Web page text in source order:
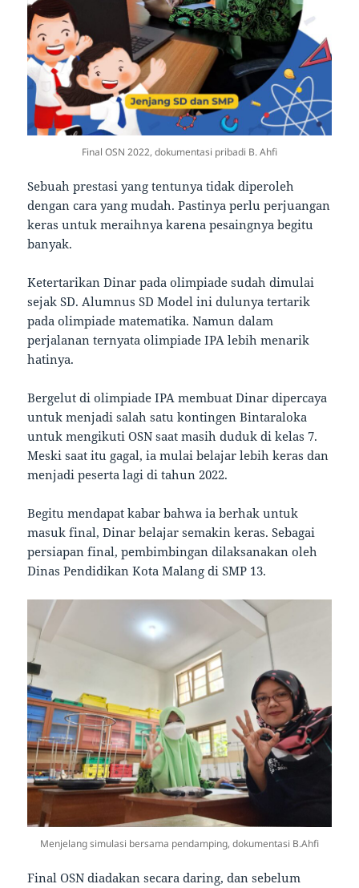
Final OSN 2022, dokumentasi pribadi B. Ahfi
Sebuah prestasi yang tentunya tidak diperoleh
dengan cara yang mudah. Pastinya perlu perjuangan
keras untuk meraihnya karena pesaingnya begitu
banyak.
Ketertarikan Dinar pada olimpiade sudah dimulai
sejak SD. Alumnus SD Model ini dulunya tertarik
pada olimpiade matematika. Namun dalam
perjalanan ternyata olimpiade IPA lebih menarik
hatinya.
Bergelut di olimpiade IPA membuat Dinar dipercaya
untuk menjadi salah satu kontingen Bintaraloka
untuk mengikuti OSN saat masih duduk di kelas 7.
Meski saat itu gagal, ia mulai belajar lebih keras dan
menjadi peserta lagi di tahun 2022.
Begitu mendapat kabar bahwa ia berhak untuk
masuk final, Dinar belajar semakin keras. Sebagai
persiapan final, pembimbingan dilaksanakan oleh
Dinas Pendidikan Kota Malang di SMP 13.
Menjelang simulasi bersama pendamping, dokumentasi B.Ahfi
Final OSN diadakan secara daring, dan sebelum